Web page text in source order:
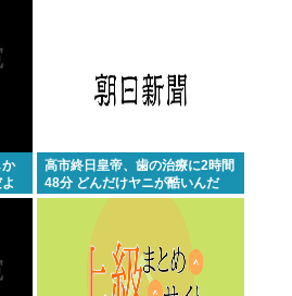
クリニック、待合室に『ドカ食
きさん』を置いてしまい炎上
るさいと答える住民はおらず こ
話してんだろな
れてやりましたよ！www
どっち」とか「まだわからない
高市終日皇帝、歯の治療に2時間
48分 どんだけヤニが酷いんだ